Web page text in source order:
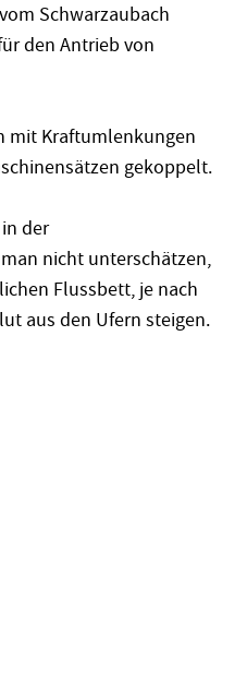
Schwarzaubach
den Antrieb von
mit Kraftumlenkungen
gekoppelt.
der
nicht unterschätzen,
Flussbett, je nach
aus den Ufern steigen.